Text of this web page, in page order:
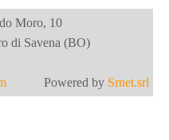
Moro, 10
di Savena (BO)
Powered by Srnet.srl